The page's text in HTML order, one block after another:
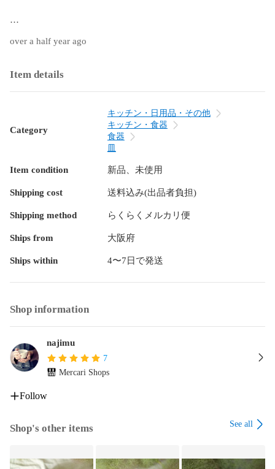
【包装について】をご覧ください。
over a half year ago
Item details
Category
キッチン・日用品・その他
キッチン・食器
食器
皿
Item condition 新品、未使用
Shipping cost 送料込み(出品者負担)
Shipping method らくらくメルカリ便
Ships from 大阪府
Ships within 4〜7日で発送
Shop information
najimu
7
Mercari Shops
Follow
Shop's other items See all